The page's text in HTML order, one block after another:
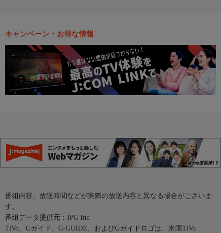
キャンペーン・お得な情報
番組内容、放送時間などが実際の放送内容と異なる場合がございま
す。
番組データ提供元：IPG Inc.
TiVo、Gガイド、G-GUIDE、およびGガイドロゴは、米国TiVo